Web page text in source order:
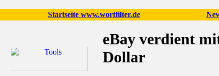
Startseite www.wortfilter.de
eBay verdient
Dollar